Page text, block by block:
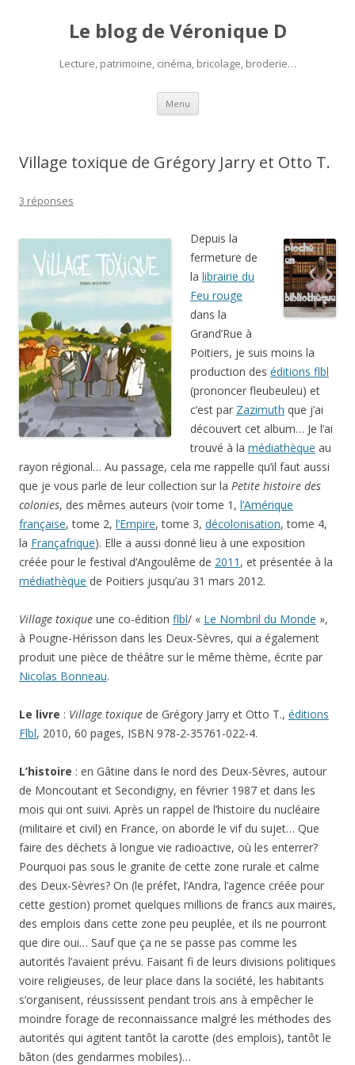
Le blog de Véronique D
Lecture, patrimoine, cinéma, bricolage, broderie…
Menu Aller
contenu
Village toxique de Grégory Jarry et Otto T.
3 réponses
Depuis la
fermeture de
la librairie du
Feu rouge
dans la
Grand’Rue à
Poitiers, je suis moins la
production des éditions flbl
(prononcer fleubeuleu) et
c’est par Zazimuth que j’ai
découvert cet album… Je l’ai
trouvé à la médiathèque au
rayon régional… Au passage, cela me rappelle qu’il faut aussi
que je vous parle de leur collection sur la Petite histoire des
colonies, des mêmes auteurs (voir tome 1, l’Amérique
française, tome 2, l’Empire, tome 3, décolonisation, tome 4,
la Françafrique). Elle a aussi donné lieu à une exposition
créée pour le festival d’Angoulême de 2011 , et présentée à la
médiathèque de Poitiers jusqu’au 31 mars 2012.
Village toxique une co-édition flbl/ « Le Nombril du Monde »,
à Pougne-Hérisson dans les Deux-Sèvres, qui a également
produit une pièce de théâtre sur le même thème, écrite par
Nicolas Bonneau.
Le livre : Village toxique de Grégory Jarry et Otto T., éditions
Flbl, 2010, 60 pages, ISBN 978-2-35761-022-4.
L’histoire : en Gâtine dans le nord des Deux-Sèvres, autour
de Moncoutant et Secondigny, en février 1987 et dans les
mois qui ont suivi. Après un rappel de l’histoire du nucléaire
(militaire et civil) en France, on aborde le vif du sujet… Que
faire des déchets à longue vie radioactive, où les enterrer?
Pourquoi pas sous le granite de cette zone rurale et calme
des Deux-Sèvres? On (le préfet, l’Andra, l’agence créée pour
cette gestion) promet quelques millions de francs aux maires,
des emplois dans cette zone peu peuplée, et ils ne pourront
que dire oui… Sauf que ça ne se passe pas comme les
autorités l’avaient prévu. Faisant fi de leurs divisions politiques
voire religieuses, de leur place dans la société, les habitants
s’organisent, réussissent pendant trois ans à empêcher le
moindre forage de reconnaissance malgré les méthodes des
autorités qui agitent tantôt la carotte (des emplois), tantôt le
bâton (des gendarmes mobiles)…